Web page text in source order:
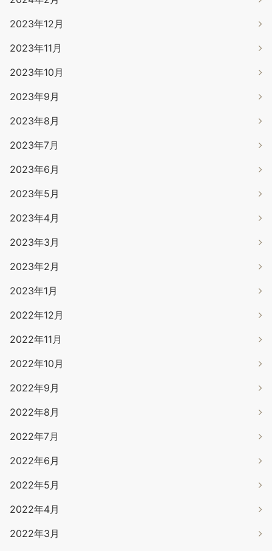
2023年12月
2023年11月
2023年10月
2023年9月
2023年8月
2023年7月
2023年6月
2023年5月
2023年4月
2023年3月
2023年2月
2023年1月
2022年12月
2022年11月
2022年10月
2022年9月
2022年8月
2022年7月
2022年6月
2022年5月
2022年4月
2022年3月